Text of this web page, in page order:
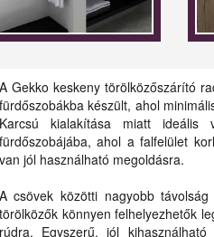
A Gekko keskeny törölközőszárító
fürdőszobákba készült, ahol
Karcsú kialakítása miatt ideális
fürdőszobájába, ahol a falfelület
van jól használható megoldásra.
A csövek közötti nagyobb
törölközők könnyen felhelyezhetők
rúdra. Egyszerű, jól